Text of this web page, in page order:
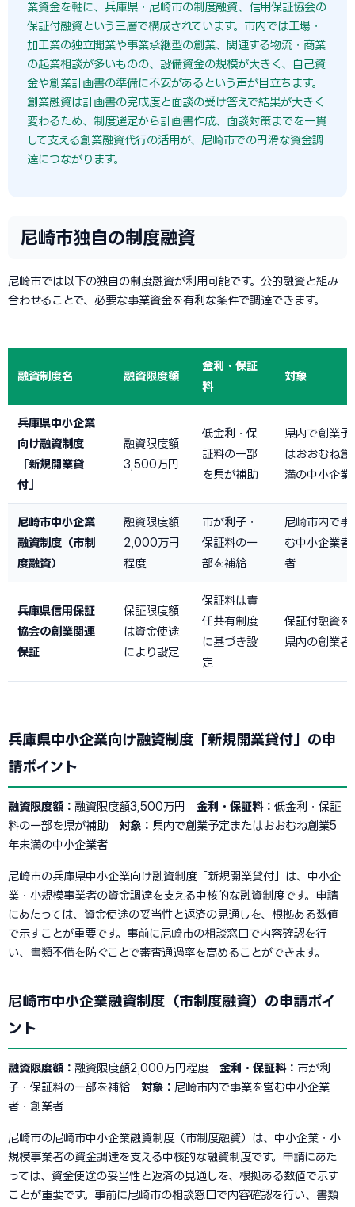
業資金を軸に、兵庫県・尼崎市の制度融資、信用保証協会の
保証付融資という三層で構成されています。市内では工場・
加工業の独立開業や事業承継型の創業、関連する物流・商業
の起業相談が多いものの、設備資金の規模が大きく、自己資
金や創業計画書の準備に不安があるという声が目立ちます。
創業融資は計画書の完成度と面談の受け答えで結果が大きく
変わるため、制度選定から計画書作成、面談対策までを一貫
して支える創業融資代行の活用が、尼崎市での円滑な資金調
達につながります。
尼崎市独自の制度融資
尼崎市では以下の独自の制度融資が利用可能です。公的融資と組み
合わせることで、必要な事業資金を有利な条件で調達できます。
融資制度名 融資限度額
金利・保証
料
対象
兵庫県中小企業
向け融資制度
「新規開業貸
付」
融資限度額
3,500万円
低金利・保
証料の一部
を県が補助
県内で創業予
はおおむね創
満の中小企業
尼崎市中小企業
融資制度（市制
度融資）
融資限度額
2,000万円
程度
市が利子・
保証料の一
部を補給
尼崎市内で事
む中小企業者
者
兵庫県信用保証
協会の創業関連
保証
保証限度額
は資金使途
により設定
保証料は責
任共有制度
に基づき設
定
保証付融資を
県内の創業者
兵庫県中小企業向け融資制度「新規開業貸付」の申
請ポイント
融資限度額： 融資限度額3,500万円 金利・保証料： 低金利・保証
料の一部を県が補助 対象： 県内で創業予定またはおおむね創業5
年未満の中小企業者
尼崎市の兵庫県中小企業向け融資制度「新規開業貸付」は、中小企
業・小規模事業者の資金調達を支える中核的な融資制度です。申請
にあたっては、資金使途の妥当性と返済の見通しを、根拠ある数値
で示すことが重要です。事前に尼崎市の相談窓口で内容確認を行
い、書類不備を防ぐことで審査通過率を高めることができます。
尼崎市中小企業融資制度（市制度融資）の申請ポイ
ント
融資限度額： 融資限度額2,000万円程度 金利・保証料： 市が利
子・保証料の一部を補給 対象： 尼崎市内で事業を営む中小企業
者・創業者
尼崎市の尼崎市中小企業融資制度（市制度融資）は、中小企業・小
規模事業者の資金調達を支える中核的な融資制度です。申請にあた
っては、資金使途の妥当性と返済の見通しを、根拠ある数値で示す
ことが重要です。事前に尼崎市の相談窓口で内容確認を行い、書類